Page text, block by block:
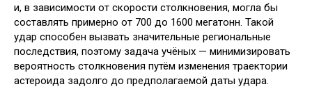
и, в зависимости от скорости столкновения, могла бы
составлять примерно от 700 до 1600 мегатонн. Такой
удар способен вызвать значительные региональные
последствия, поэтому задача учёных — минимизировать
вероятность столкновения путём изменения траектории
астероида задолго до предполагаемой даты удара.